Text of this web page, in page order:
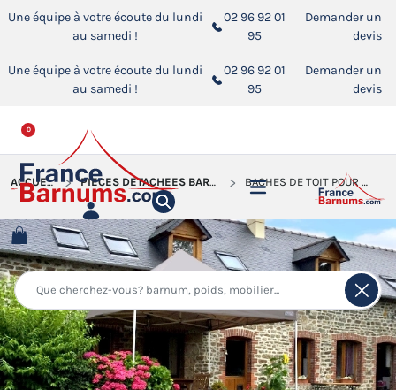
Une équipe à votre écoute du lundi
au samedi !
02 96 92 01
95
Demander un
devis
Une équipe à votre écoute du lundi
au samedi !
02 96 92 01
95
Demander un
devis
0
ACCUEIL PIÈCES DÉTACHÉES BARNUMS PLIANTS BÂCHES DE TOIT POUR BARNUMS PLIANTS